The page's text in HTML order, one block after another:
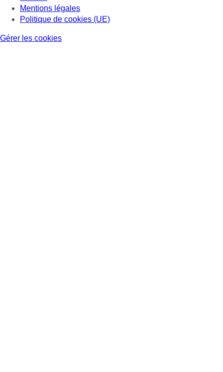
Mentions légales
Politique de cookies (UE)
Gérer les cookies